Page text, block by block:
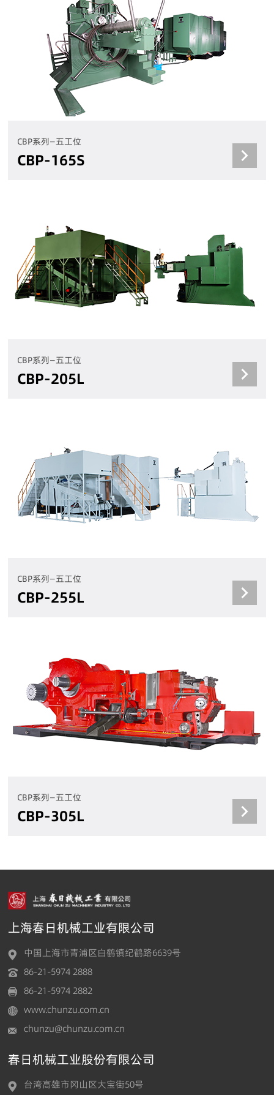
CBP系列—五工位
CBP-165S
CBP系列—五工位
CBP-205L
CBP系列—五工位
CBP-255L
CBP系列—五工位
CBP-305L
上海春日机械工业有限公司
中国上海市青浦区白鹤镇纪鹤路6639号
86-21-5974 2888
86-21-5974 2882
www.chunzu.com.cn
chunzu@chunzu.com.cn
春日机械工业股份有限公司
台湾高雄市冈山区大宝街50号